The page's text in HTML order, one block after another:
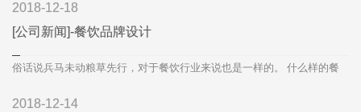
2018-12-18
[公司新闻]-餐饮品牌设计
俗话说兵马未动粮草先行，对于餐饮行业来说也是一样的。 什么样的餐
2018-12-14